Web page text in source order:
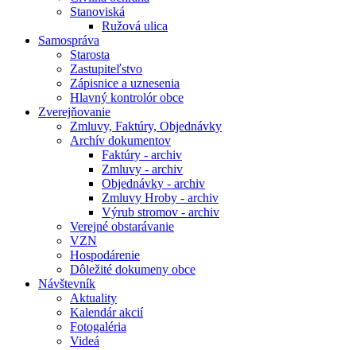
Stanoviská
Ružová ulica
Samospráva
Starosta
Zastupiteľstvo
Zápisnice a uznesenia
Hlavný kontrolór obce
Zverejňovanie
Zmluvy, Faktúry, Objednávky
Archív dokumentov
Faktúry - archiv
Zmluvy - archiv
Objednávky - archiv
Zmluvy Hroby - archiv
Výrub stromov - archiv
Verejné obstarávanie
VZN
Hospodárenie
Dôležité dokumeny obce
Návštevník
Aktuality
Kalendár akcií
Fotogaléria
Videá